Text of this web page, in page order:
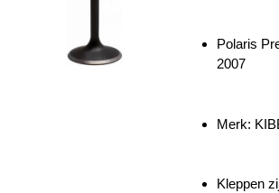
Polaris
2007
Merk:
Kleppen